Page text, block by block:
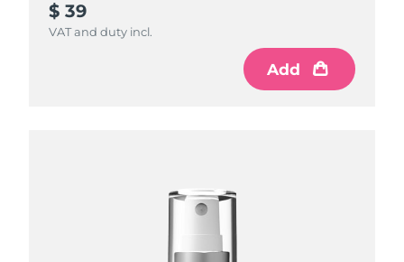
$ 39
VAT and duty incl.
Add
$ 39
VAT and duty incl.
Add